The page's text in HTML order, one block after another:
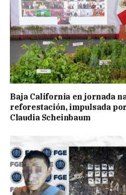
Baja California en jornada
reforestación, impulsada
Claudia Scheinbaum